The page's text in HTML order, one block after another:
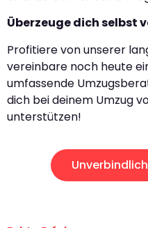
Überzeuge dich selbst
Profitiere von unserer
vereinbare noch heute
umfassende
dich bei deinem Umzug
unterstützen!